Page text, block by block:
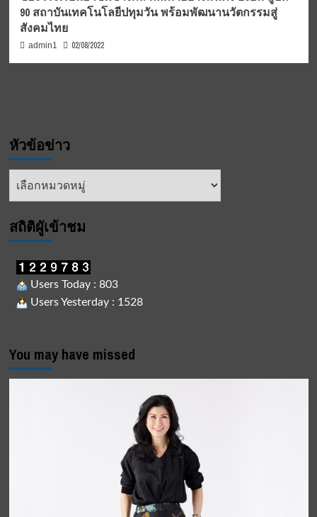
90 สถาบันเทคโนโลยีปทุมวัน พร้อมพัฒนานวัตกรรมสู่
สังคมไทย
admin1 02/08/2022
หัวข้อข่าว
หัวข้อ
สถิติผูัเข้าชม
Users Today : 803
Users Yesterday : 1528
You may have missed